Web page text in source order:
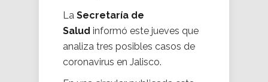
La Secretaría de
Salud informó este jueves que
analiza tres posibles casos de
coronavirus en Jalisco.